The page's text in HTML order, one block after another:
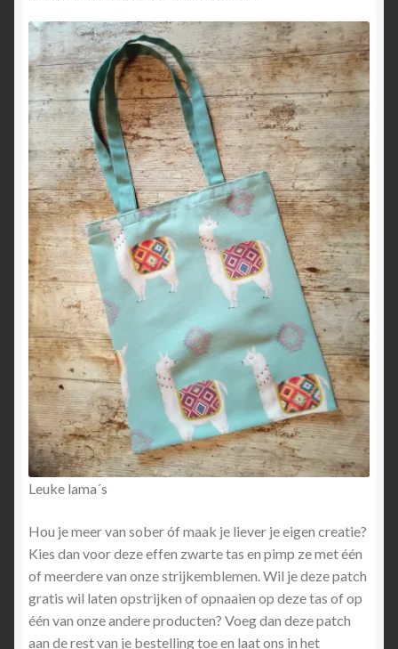
Leuke lama´s
Hou je meer van sober óf maak je liever je eigen creatie?
Kies dan voor deze effen zwarte tas en pimp ze met één
of meerdere van onze strijkemblemen. Wil je deze patch
gratis wil laten opstrijken of opnaaien op deze tas of op
één van onze andere producten? Voeg dan deze patch
aan de rest van je bestelling toe en laat ons in het